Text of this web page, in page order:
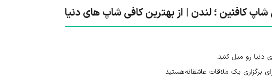
شاپ کافئین ؛ لندن | از بهترین کافی شاپ های دنیا
دنیا رو میل کنید.
برگزاری یک ملاقات عاشقانه هستید